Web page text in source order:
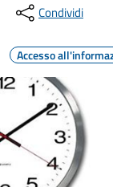
Condividi
Accesso